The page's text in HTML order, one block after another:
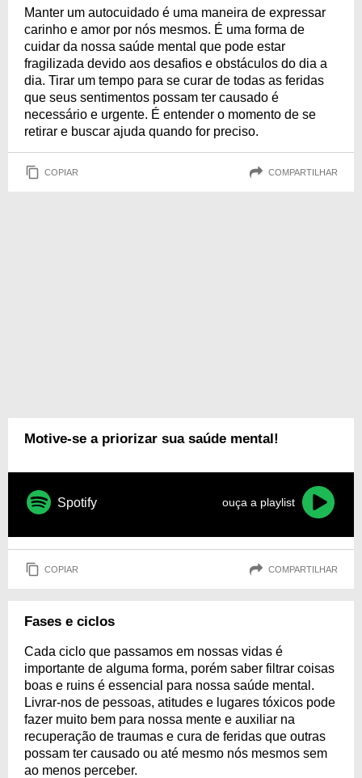
Manter um autocuidado é uma maneira de expressar
carinho e amor por nós mesmos. É uma forma de
cuidar da nossa saúde mental que pode estar
fragilizada devido aos desafios e obstáculos do dia a
dia. Tirar um tempo para se curar de todas as feridas
que seus sentimentos possam ter causado é
necessário e urgente. É entender o momento de se
retirar e buscar ajuda quando for preciso.
COPIAR COMPARTILHAR
Motive-se a priorizar sua saúde mental!
Spotify ouça a playlist
COPIAR COMPARTILHAR
Fases e ciclos
Cada ciclo que passamos em nossas vidas é
importante de alguma forma, porém saber filtrar coisas
boas e ruins é essencial para nossa saúde mental.
Livrar-nos de pessoas, atitudes e lugares tóxicos pode
fazer muito bem para nossa mente e auxiliar na
recuperação de traumas e cura de feridas que outras
possam ter causado ou até mesmo nós mesmos sem
ao menos perceber.